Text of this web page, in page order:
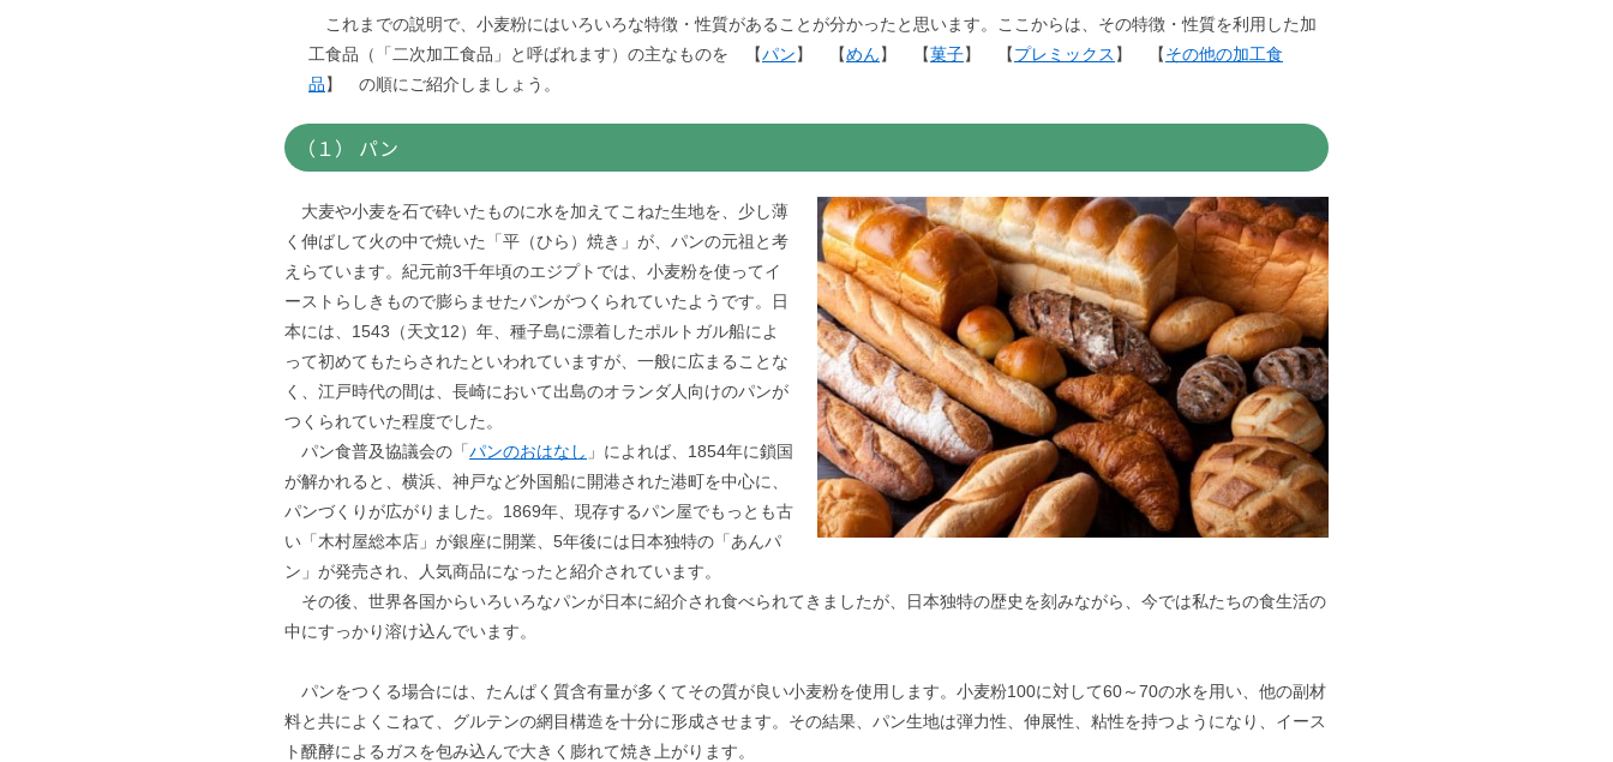
これまでの説明で、小麦粉にはいろいろな特徴・性質があることが分かったと思います。ここからは、その特徴・性質を利用した加
工食品（「二次加工食品」と呼ばれます）の主なものを 【パン】 【めん】 【菓子】 【プレミックス 】 【その他の加工食
品】 の順にご紹介しましょう。
（１） パン
大麦や小麦を石で砕いたものに水を加えてこねた生地を、少し薄
く伸ばして火の中で焼いた「平（ひら）焼き」が、パンの元祖と考
えらています。紀元前3千年頃のエジプトでは、小麦粉を使ってイ
ーストらしきもので膨らませたパンがつくられていたようです。日
本には、1543（天文12）年、種子島に漂着したポルトガル船によ
って初めてもたらされたといわれていますが、一般に広まることな
く、江戸時代の間は、長崎において出島のオランダ人向けのパンが
つくられていた程度でした。
パン食普及協議会の「パンのおはなし 」によれば、1854年に鎖国
が解かれると、横浜、神戸など外国船に開港された港町を中心に、
パンづくりが広がりました。1869年、現存するパン屋でもっとも古
い「木村屋総本店」が銀座に開業、5年後には日本独特の「あんパ
ン」が発売され、人気商品になったと紹介されています。
その後、世界各国からいろいろなパンが日本に紹介され食べられてきましたが、日本独特の歴史を刻みながら、今では私たちの食生活の
中にすっかり溶け込んでいます。
パンをつくる場合には、たんぱく質含有量が多くてその質が良い小麦粉を使用します。小麦粉100に対して60～70の水を用い、他の副材
料と共によくこねて、グルテンの網目構造を十分に形成させます。その結果、パン生地は弾力性、伸展性、粘性を持つようになり、イース
ト醗酵によるガスを包み込んで大きく膨れて焼き上がります。